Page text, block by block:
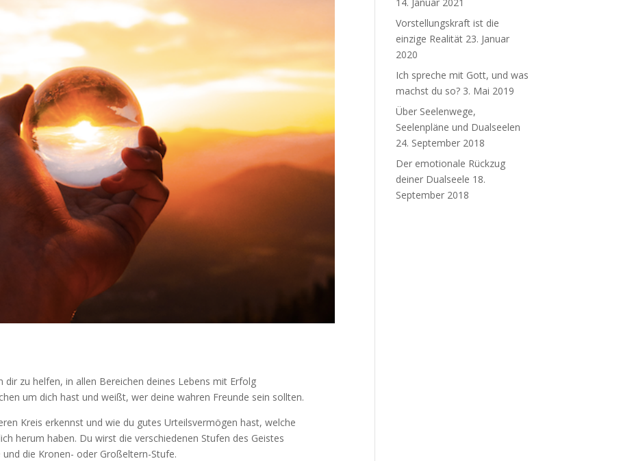
zu helfen, in allen Bereichen deines Lebens mit Erfolg
um dich hast und weißt, wer deine wahren Freunde sein sollten.
Kreis erkennst und wie du gutes Urteilsvermögen hast, welche
herum haben. Du wirst die verschiedenen Stufen des Geistes
die Kronen- oder Großeltern-Stufe.
Vorstellungskraft ist die
einzige Realität 23. Januar
2020
Ich spreche mit Gott, und was
machst du so? 3. Mai 2019
Über Seelenwege,
Seelenpläne und Dualseelen
24. September 2018
Der emotionale Rückzug
deiner Dualseele 18.
September 2018